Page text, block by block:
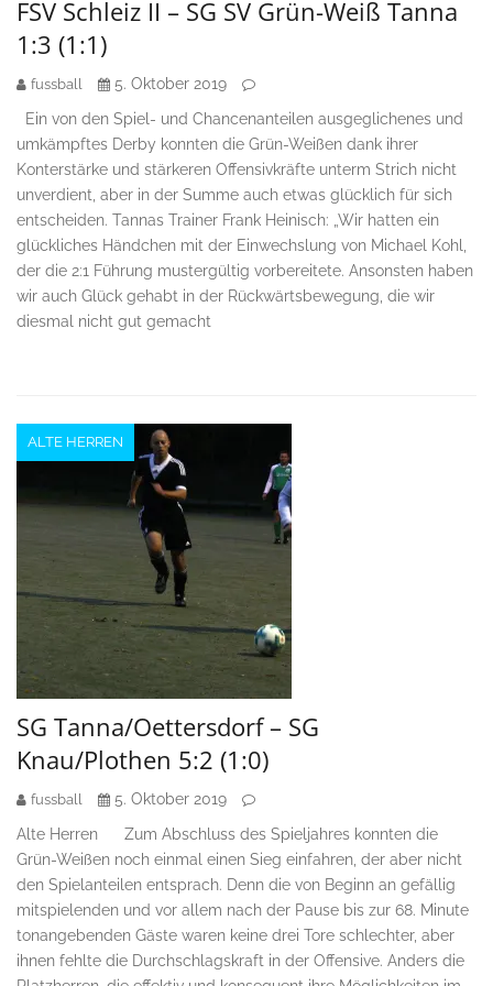
FSV Schleiz II – SG SV Grün-Weiß Tanna
1:3 (1:1)
fussball
5. Oktober 2019
Ein von den Spiel- und Chancenanteilen ausgeglichenes und
umkämpftes Derby konnten die Grün-Weißen dank ihrer
Konterstärke und stärkeren Offensivkräfte unterm Strich nicht
unverdient, aber in der Summe auch etwas glücklich für sich
entscheiden. Tannas Trainer Frank Heinisch: „Wir hatten ein
glückliches Händchen mit der Einwechslung von Michael Kohl,
der die 2:1 Führung mustergültig vorbereitete. Ansonsten haben
wir auch Glück gehabt in der Rückwärtsbewegung, die wir
diesmal nicht gut gemacht
ALTE HERREN
SG Tanna/Oettersdorf – SG
Knau/Plothen 5:2 (1:0)
fussball
5. Oktober 2019
Alte Herren Zum Abschluss des Spieljahres konnten die
Grün-Weißen noch einmal einen Sieg einfahren, der aber nicht
den Spielanteilen entsprach. Denn die von Beginn an gefällig
mitspielenden und vor allem nach der Pause bis zur 68. Minute
tonangebenden Gäste waren keine drei Tore schlechter, aber
ihnen fehlte die Durchschlagskraft in der Offensive. Anders die